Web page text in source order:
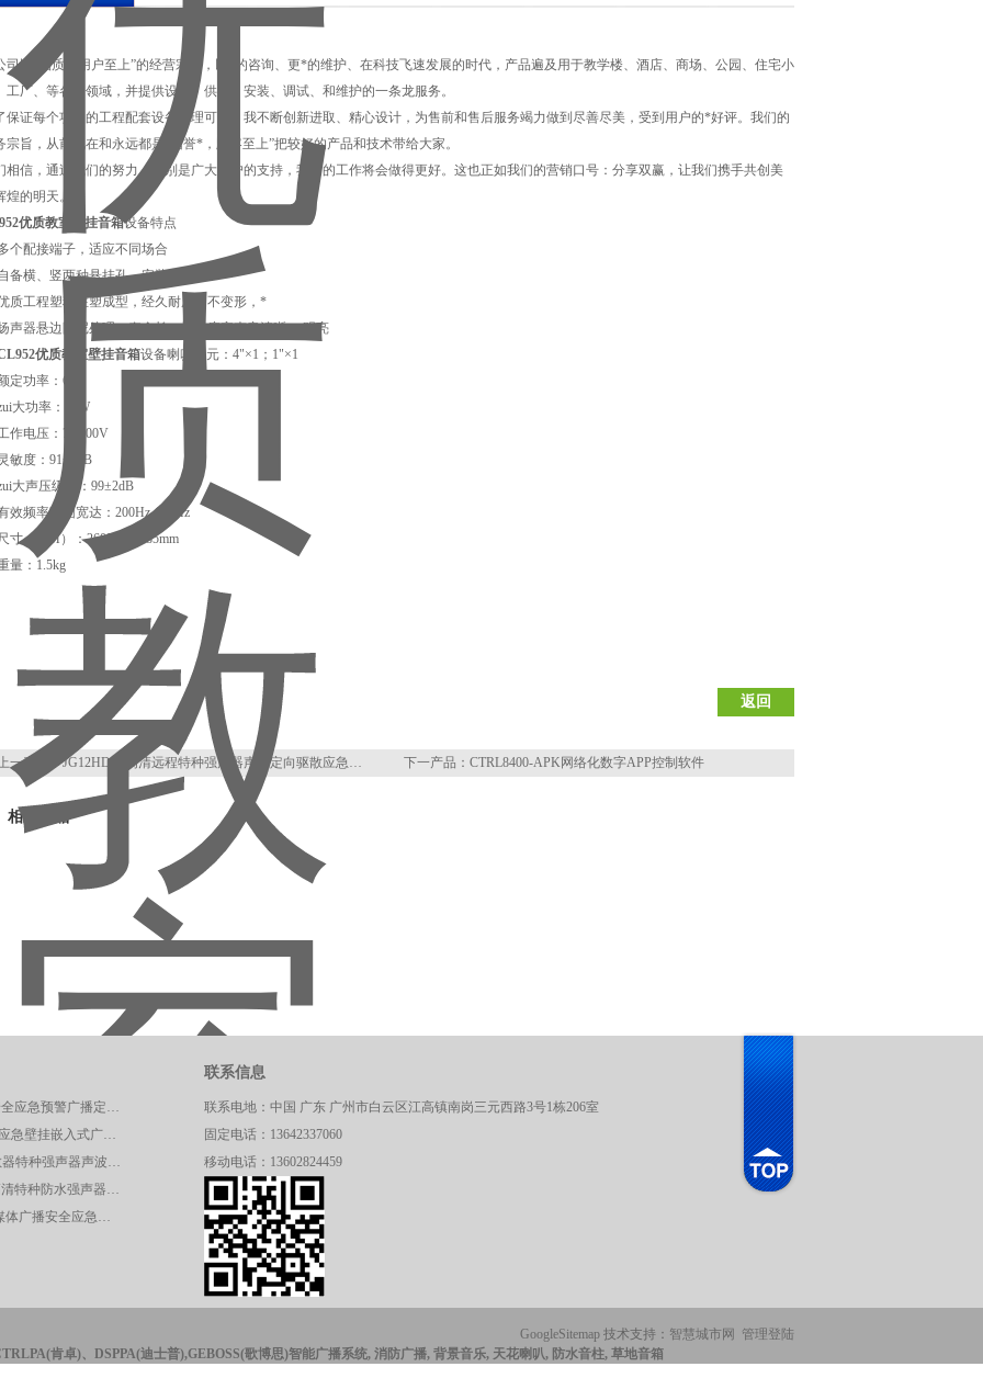
司以“品质、用户至上”的经营宗旨，以*的咨询、更*的维护、在科技飞速发展的时代，产品遍及用于教学楼、酒店、商场、公园、住宅小
工厂、等各个领域，并提供设计、供货、安装、调试、和维护的一条龙服务。
保证每个项目的工程配套设备合理可靠，我不断创新进取、精心设计，为售前和售后服务竭力做到尽善尽美，受到用户的*好评。我们的
宗旨，从前现在和永远都是“信誉*，顾客至上”把较好的产品和技术带给大家。
相信，通过我们的努力，特别是广大客户的支持，我们的工作将会做得更好。这也正如我们的营销口号：分享双赢，让我们携手共创美
煌的明天。
优质教室壁挂音箱设备特点
个配接端子，适应不同场合
备横、竖两种悬挂孔，安装方便
质工程塑料注塑成型，经久耐用，不变形，*
声器悬边阻尼处理，寿命长，灵敏度高声音清晰、 明亮
优质教室壁挂音箱设备喇叭单元：4"×1；1"×1
定功率：6W
大功率：10W
作电压：70/100V
敏度：91±2dB
大声压级达：99±2dB
效频率范围宽达：200Hz-18kHz
寸（LxH）：260X175X85mm
量：1.5kg
返回
一产品：JG12HD-D高清远程特种强声器声波定向驱散应急预警器 下一产品： CTRL8400-APK网络化数字APP控制软件
相关产品
JG46HD交通安全应急预警广播定向高清强声器
CT/KB200安全应急壁挂嵌入式广播呼叫控制主机
JG47HD-A驱散器特种强声器声波定向驱散器应急预警系统
JG01HD远程高清特种防水强声器校园广播应急系统
CT/SR328A多媒体广播安全应急声波驱散系统控制主机
联系信息
联系电地：中国 广东 广州市白云区江高镇南岗三元西路3号1栋206室
固定电话：13642337060
移动电话：13602824459
GoogleSitemap 技术支持： 智慧城市网
管理登陆
肯卓)、DSPPA(迪士普),GEBOSS(歌博思)智能广播系统, 消防广播, 背景音乐, 天花喇叭, 防水音柱, 草地音箱